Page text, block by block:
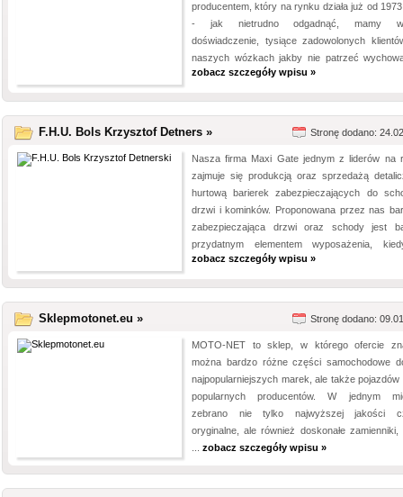
producentem, który na rynku działa już od
- jak nietrudno odgadnąć, mamy
doświadczenie, tysiące zadowolonych
naszych wózkach jakby nie patrzeć
zobacz szczegóły wpisu »
F.H.U. Bols Krzysztof Detners » Stronę dodano:
Nasza firma Maxi Gate jednym z liderów na
zajmuje się produkcją oraz sprzedażą
hurtową barierek zabezpieczających do
drzwi i kominków. Proponowana przez nas
zabezpieczająca drzwi oraz schody jest
przydatnym elementem wyposażenia,
zobacz szczegóły wpisu »
Sklepmotonet.eu » Stronę dodano:
MOTO-NET to sklep, w którego ofercie
można bardzo różne części samochodowe
najpopularniejszych marek, ale także pojazdów
popularnych producentów. W jednym
zebrano nie tylko najwyższej jakości
oryginalne, ale również doskonałe zamienniki,
zobacz szczegóły wpisu »